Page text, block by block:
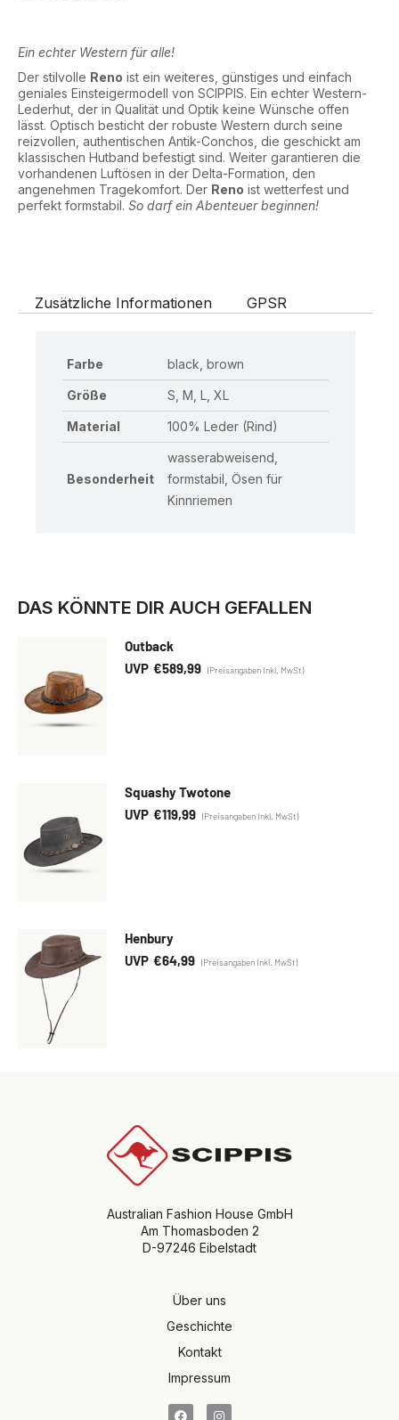
Ein echter Western für alle!
Der stilvolle Reno ist ein weiteres, günstiges und einfach
geniales Einsteigermodell von SCIPPIS. Ein echter Western-
Lederhut, der in Qualität und Optik keine Wünsche offen
lässt. Optisch besticht der robuste Western durch seine
reizvollen, authentischen Antik-Conchos, die geschickt am
klassischen Hutband befestigt sind. Weiter garantieren die
vorhandenen Luftösen in der Delta-Formation, den
angenehmen Tragekomfort. Der Reno ist wetterfest und
perfekt formstabil. So darf ein Abenteuer beginnen!
Zusätzliche Informationen GPSR
Farbe black, brown
Größe S, M, L, XL
Material 100% Leder (Rind)
Besonderheit
wasserabweisend,
formstabil, Ösen für
Kinnriemen
DAS KÖNNTE DIR AUCH GEFALLEN
Outback
€589,99
Squashy Twotone
€119,99
Henbury
€64,99
Australian Fashion House GmbH
Am Thomasboden 2
D-97246 Eibelstadt
Über uns
Geschichte
Kontakt
Impressum